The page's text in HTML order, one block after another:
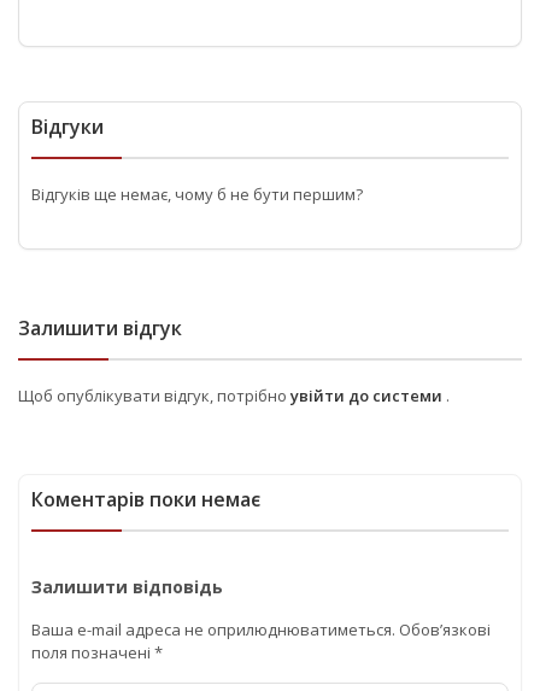
Відгуки
Відгуків ще немає, чому б не бути першим?
Залишити відгук
Щоб опублікувати відгук, потрібно увійти до системи .
Коментарів поки немає
Залишити відповідь
Ваша e-mail адреса не оприлюднюватиметься. Обов’язкові
поля позначені *